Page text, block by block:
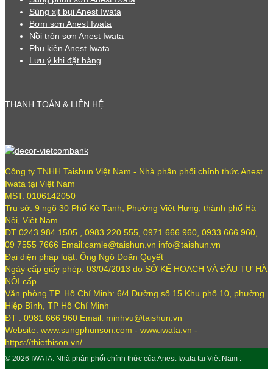
Súng xịt bụi Anest Iwata
Bơm sơn Anest Iwata
Nồi trộn sơn Anest Iwata
Phụ kiện Anest Iwata
Lưu ý khi đặt hàng
THANH TOÁN & LIÊN HỆ
Công ty TNHH Taishun Việt Nam - Nhà phân phối chính thức Anest
Iwata tại Việt Nam
MST: 0106142050
Trụ sở: 9 ngõ 30 Phố Kẻ Tạnh, Phường Việt Hưng, thành phố Hà
Nội, Việt Nam
ĐT 0243 984 1505 , 0983 220 555, 0971 666 960, 0933 666 960,
09 7555 7666 Email:camle@taishun.vn info@taishun.vn
Đại diện pháp luật: Ông Ngô Doãn Quyết
Ngày cấp giấy phép: 03/04/2013 do SỞ KẾ HOẠCH VÀ ĐẦU TƯ HÀ
NỘI cấp
Văn phòng TP. Hồ Chí Minh: 6/4 Đường số 15 Khu phố 10, phường
Hiệp Bình, TP Hồ Chí Minh
ĐT : 0981 666 960 Email: minhvu@taishun.vn
Website: www.sungphunson.com - www.iwata.vn -
https://thietbison.vn/
© 2026 IWATA. Nhà phân phối chính thức của Anest Iwata tại Việt Nam .